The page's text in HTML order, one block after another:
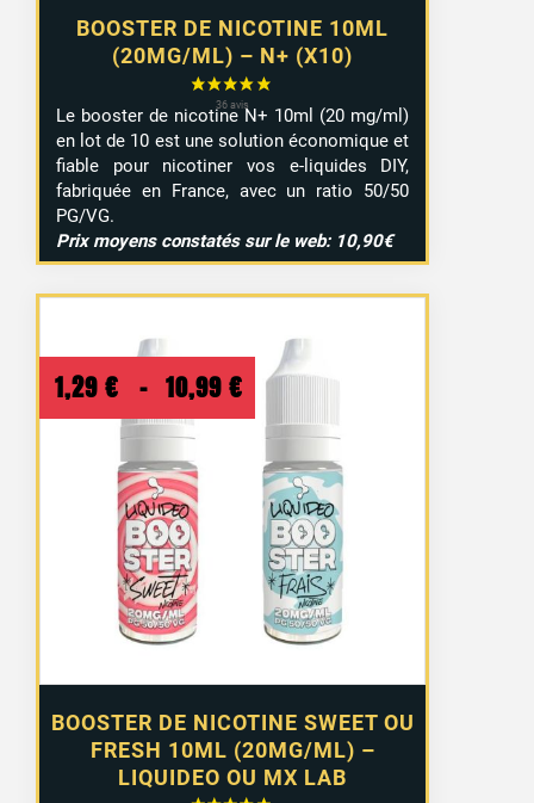
BOOSTER DE NICOTINE 10ML
(20MG/ML) – N+ (X10)
Le booster de nicotine N+ 10ml (20 mg/ml)
en lot de 10 est une solution économique et
fiable pour nicotiner vos e-liquides DIY,
fabriquée en France, avec un ratio 50/50
PG/VG.
Prix moyens constatés sur le web: 10,90€
BOOSTER DE NICOTINE SWEET OU
FRESH 10ML (20MG/ML) –
LIQUIDEO OU MX LAB
1,29 € – 10,99 €
Plage
de
prix :
1,29 €
10,99 €